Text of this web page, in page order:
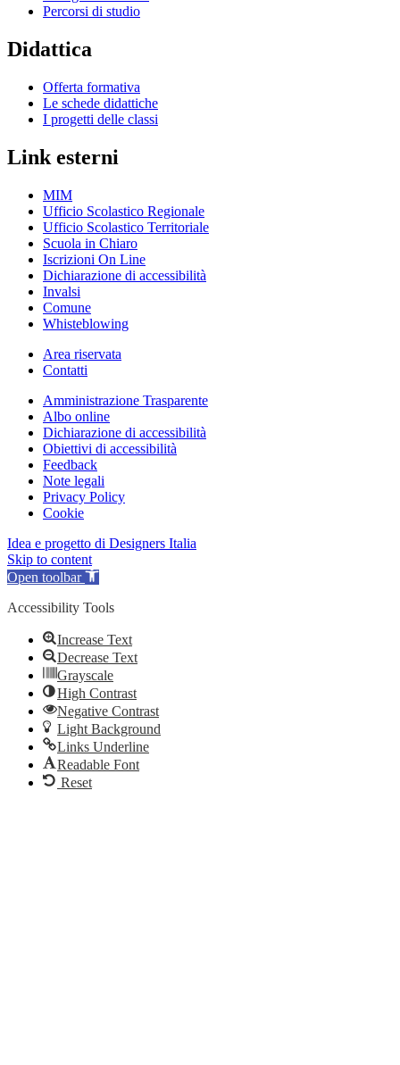
Percorsi di studio
Didattica
Offerta formativa
Le schede didattiche
I progetti delle classi
Link esterni
MIM
Ufficio Scolastico Regionale
Ufficio Scolastico Territoriale
Scuola in Chiaro
Iscrizioni On Line
Dichiarazione di accessibilità
Invalsi
Comune
Whisteblowing
Area riservata
Contatti
Amministrazione Trasparente
Albo online
Dichiarazione di accessibilità
Obiettivi di accessibilità
Feedback
Note legali
Privacy Policy
Cookie
Idea e progetto di Designers Italia
Skip to content
Open toolbar
Accessibility Tools
Increase Text
Decrease Text
Grayscale
High Contrast
Negative Contrast
Light Background
Links Underline
Readable Font
Reset